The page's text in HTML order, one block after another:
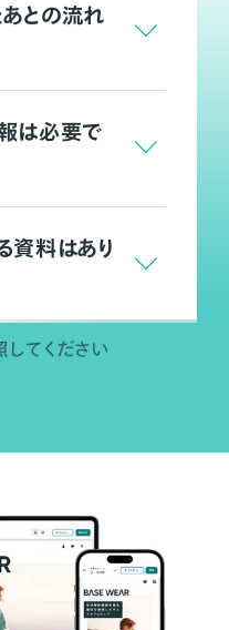
との流れ
は必要で
資料はあり
してください